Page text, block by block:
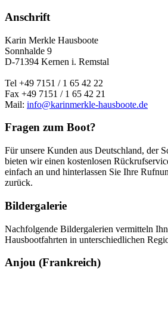
Anschrift
Karin Merkle Hausboote
Sonnhalde 9
D-71394 Kernen i. Remstal
Tel +49 7151 / 1 65 42 22
Fax +49 7151 / 1 65 42 21
Mail: info@karinmerkle-hausboote.de
Fragen zum Boot?
Für unsere Kunden aus Deutschland, der
bieten wir einen kostenlosen
einfach an und hinterlassen Sie Ihre
zurück.
Bildergalerie
Nachfolgende Bildergalerien vermitteln
Hausbootfahrten in unterschiedlichen
Anjou (Frankreich)